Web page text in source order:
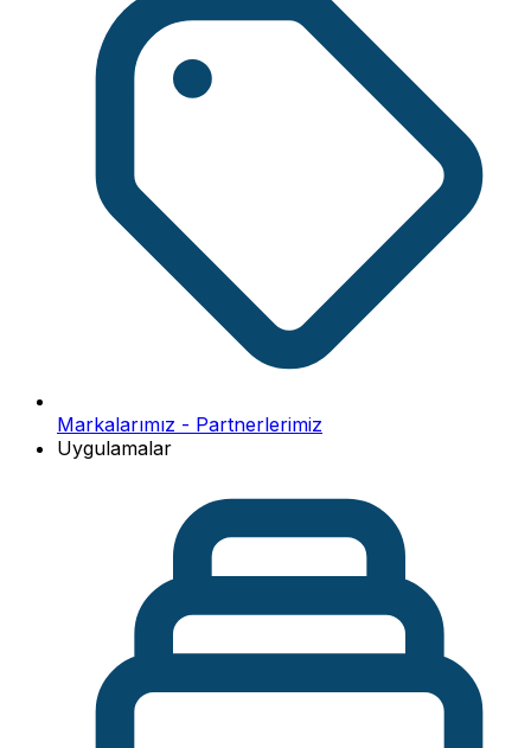
Markalarımız - Partnerlerimiz
Uygulamalar